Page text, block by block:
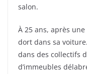
salon.
À 25 ans, après
dort dans sa
dans des collectifs
d’immeubles